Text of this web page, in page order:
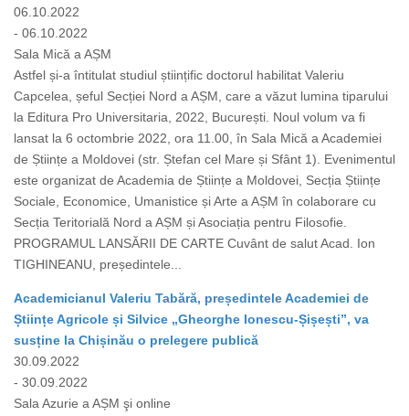
06.10.2022
- 06.10.2022
Sala Mică a AȘM
Astfel și-a întitulat studiul științific doctorul habilitat Valeriu
Capcelea, șeful Secției Nord a AȘM, care a văzut lumina tiparului
la Editura Pro Universitaria, 2022, București. Noul volum va fi
lansat la 6 octombrie 2022, ora 11.00, în Sala Mică a Academiei
de Științe a Moldovei (str. Ștefan cel Mare și Sfânt 1). Evenimentul
este organizat de Academia de Științe a Moldovei, Secția Științe
Sociale, Economice, Umanistice și Arte a AȘM în colaborare cu
Secția Teritorială Nord a AȘM și Asociația pentru Filosofie.
PROGRAMUL LANSĂRII DE CARTE Cuvânt de salut Acad. Ion
TIGHINEANU, președintele...
Academicianul Valeriu Tabără, președintele Academiei de
Științe Agricole și Silvice „Gheorghe Ionescu-Șișești”, va
susține la Chișinău o prelegere publică
30.09.2022
- 30.09.2022
Sala Azurie a AȘM şi online